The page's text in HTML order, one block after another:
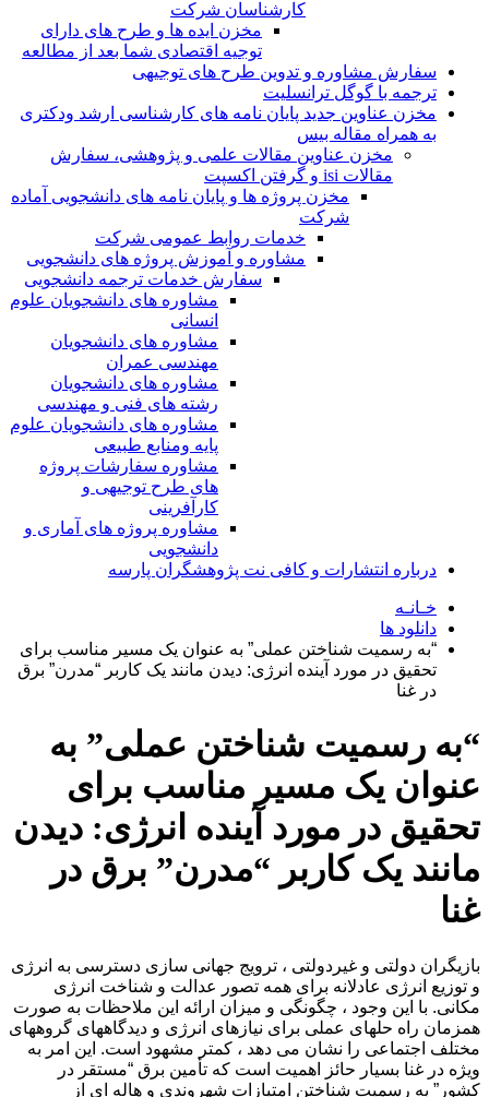
کارشناسان شرکت
مخزن ایده ها و طرح های دارای
توجیه اقتصادی شما بعد از مطالعه
سفارش مشاوره و تدوین طرح های توجیهی
ترجمه با گوگل ترانسلیت
مخزن عناوین جدید پایان نامه های کارشناسی ارشد ودکتری
به همراه مقاله بیس
مخزن عناوین مقالات علمی و پژوهشی، سفارش
مقالات isi و گرفتن اکسپت
مخزن پروژه ها و پایان نامه های دانشجویی آماده
شرکت
خدمات روابط عمومی شرکت
مشاوره و آموزش پروژه های دانشجویی
سفارش خدمات ترجمه دانشجویی
مشاوره های دانشجویان علوم
انسانی
مشاوره های دانشجویان
مهندسی عمران
مشاوره های دانشجویان
رشته های فنی و مهندسی
مشاوره های دانشجویان علوم
پایه ومنابع طبیعی
مشاوره سفارشات پروژه
های طرح توجیهی و
کارآفرینی
مشاوره پروژه های آماری و
دانشجویی
درباره انتشارات و کافی نت پژوهشگران پارسه
خـانـه
دانلود ها
“به رسمیت شناختن عملی” به عنوان یک مسیر مناسب برای
تحقیق در مورد آینده انرژی: دیدن مانند یک کاربر “مدرن” برق
در غنا
“به رسمیت شناختن عملی” به
عنوان یک مسیر مناسب برای
تحقیق در مورد آینده انرژی: دیدن
مانند یک کاربر “مدرن” برق در
غنا
بازیگران دولتی و غیردولتی ، ترویج جهانی سازی دسترسی به انرژی
و توزیع انرژی عادلانه برای همه تصور عدالت و شناخت انرژی
مکانی. با این وجود ، چگونگی و میزان ارائه این ملاحظات به صورت
همزمان راه حلهای عملی برای نیازهای انرژی و دیدگاههای گروههای
مختلف اجتماعی را نشان می دهد ، کمتر مشهود است. این امر به
ویژه در غنا بسیار حائز اهمیت است که تأمین برق “مستقر در
کشور” به رسمیت شناختن امتیازات شهروندی و هاله ای از